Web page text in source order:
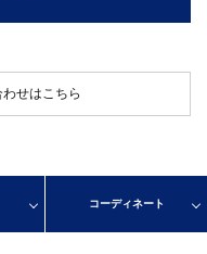
せはこちら
コーディネート